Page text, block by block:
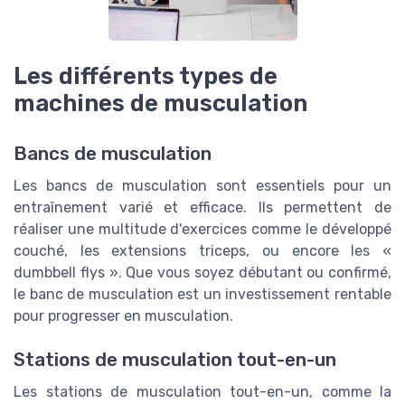
Les différents types de
machines de musculation
Bancs de musculation
Les bancs de musculation sont essentiels pour un
entraînement varié et efficace. Ils permettent de
réaliser une multitude d'exercices comme le développé
couché, les extensions triceps, ou encore les «
dumbbell flys ». Que vous soyez débutant ou confirmé,
le banc de musculation est un investissement rentable
pour progresser en musculation.
Stations de musculation tout-en-un
Les stations de musculation tout-en-un, comme la